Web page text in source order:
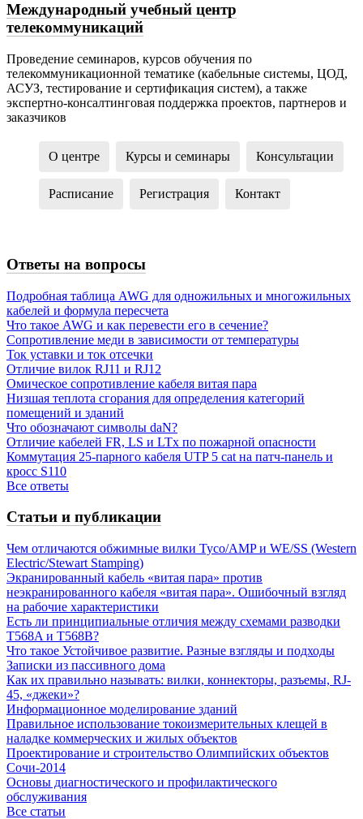
Международный учебный центр
телекоммуникаций
Проведение семинаров, курсов обучения по
телекоммуникационной тематике (кабельные системы, ЦОД,
АСУЗ, тестирование и сертификация систем), а также
экспертно-консалтинговая поддержка проектов, партнеров и
заказчиков
О центре Курсы и семинары Консультации
Расписание Регистрация Контакт
Ответы на вопросы
Подробная таблица AWG для одножильных и многожильных
кабелей и формула пересчета
Что такое AWG и как перевести его в сечение?
Сопротивление меди в зависимости от температуры
Ток уставки и ток отсечки
Отличие вилок RJ11 и RJ12
Омическое сопротивление кабеля витая пара
Низшая теплота сгорания для определения категорий
помещений и зданий
Что обозначают символы daN?
Отличие кабелей FR, LS и LTx по пожарной опасности
Коммутация 25-парного кабеля UTP 5 cat на патч-панель и
кросс S110
Все ответы
Статьи и публикации
Чем отличаются обжимные вилки Tyco/AMP и WE/SS (Western
Electric/Stewart Stamping)
Экранированный кабель «витая пара» против
неэкранированного кабеля «витая пара». Ошибочный взгляд
на рабочие характеристики
Есть ли принципиальные отличия между схемами разводки
T568A и T568B?
Что такое Устойчивое развитие. Разные взгляды и подходы
Записки из пассивного дома
Как их правильно называть: вилки, коннекторы, разъемы, RJ-
45, «джеки»?
Информационное моделирование зданий
Правильное использование токоизмерительных клещей в
наладке коммерческих и жилых объектов
Проектирование и строительство Олимпийских объектов
Сочи-2014
Основы диагностического и профилактического
обслуживания
Все статьи